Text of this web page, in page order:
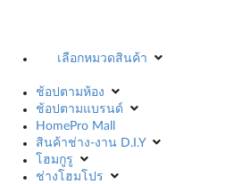
เลือกหมวดสินค้า
ช้อปตามห้อง
ช้อปตามแบรนด์
HomePro Mall
สินค้าช่าง-งาน D.I.Y
โฮมกูรู
ช่างโฮมโปร